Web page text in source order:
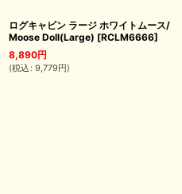
ログキャビン ラージ ホワイトムース/
Moose Doll(Large) [RCLM6666]
8,890円
(税込 : 9,779円)